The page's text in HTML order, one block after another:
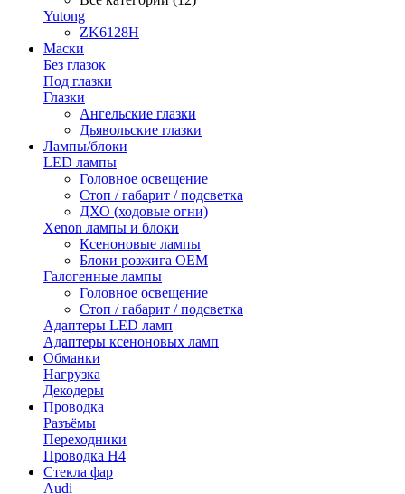
Yutong
ZK6128H
Маски
Без глазок
Под глазки
Глазки
Ангельские глазки
Дьявольские глазки
Лампы/блоки
LED лампы
Головное освещение
Стоп / габарит / подсветка
ДХО (ходовые огни)
Xenon лампы и блоки
Ксеноновые лампы
Блоки розжига OEM
Галогенные лампы
Головное освещение
Стоп / габарит / подсветка
Адаптеры LED ламп
Адаптеры ксеноновых ламп
Обманки
Нагрузка
Декодеры
Проводка
Разъёмы
Переходники
Проводка H4
Стекла фар
Audi